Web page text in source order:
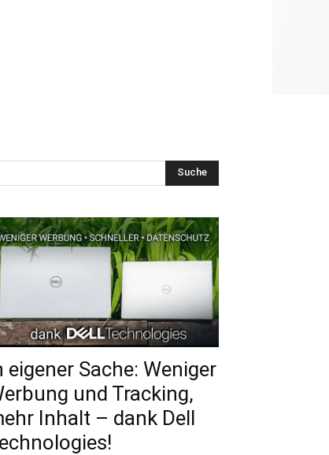
Suche
eigener Sache: Weniger
und Tracking,
Inhalt – dank Dell